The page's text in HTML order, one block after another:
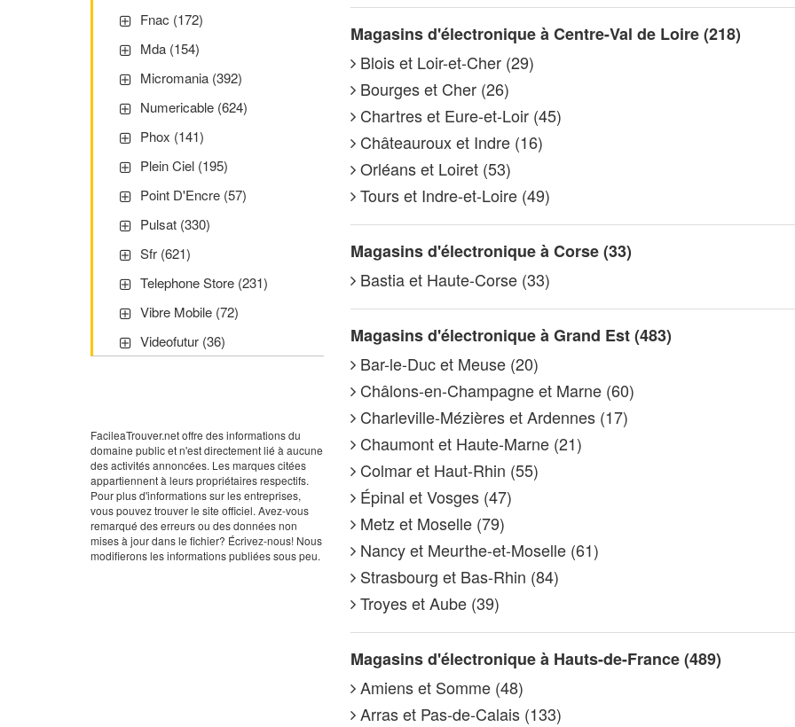
Magasins d'électronique à Centre-Val de Loire (218)
Blois et Loir-et-Cher (29)
Bourges et Cher (26)
Chartres et Eure-et-Loir (45)
Châteauroux et Indre (16)
Orléans et Loiret (53)
Tours et Indre-et-Loire (49)
Magasins d'électronique à Corse (33)
Bastia et Haute-Corse (33)
Magasins d'électronique à Grand Est (483)
Bar-le-Duc et Meuse (20)
Châlons-en-Champagne et Marne (60)
Charleville-Mézières et Ardennes (17)
Chaumont et Haute-Marne (21)
Colmar et Haut-Rhin (55)
Épinal et Vosges (47)
Metz et Moselle (79)
Nancy et Meurthe-et-Moselle (61)
Strasbourg et Bas-Rhin (84)
Troyes et Aube (39)
Magasins d'électronique à Hauts-de-France (489)
Amiens et Somme (48)
Arras et Pas-de-Calais (133)
Fnac (172)
Mda (154)
Micromania (392)
Numericable (624)
Phox (141)
Plein Ciel (195)
Point D'Encre (57)
Pulsat (330)
Sfr (621)
Telephone Store (231)
Vibre Mobile (72)
Videofutur (36)
FacileaTrouver.net offre des informations du
domaine public et n'est directement lié à aucune
des activités annoncées. Les marques citées
appartiennent à leurs propriétaires respectifs.
Pour plus d'informations sur les entreprises,
vous pouvez trouver le site officiel. Avez-vous
remarqué des erreurs ou des données non
mises à jour dans le fichier? Écrivez-nous! Nous
modifierons les informations publiées sous peu.